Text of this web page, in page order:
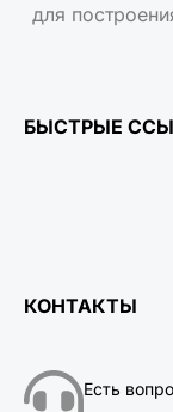
для
БЫСТРЫЕ
КОНТАКТЫ
Есть